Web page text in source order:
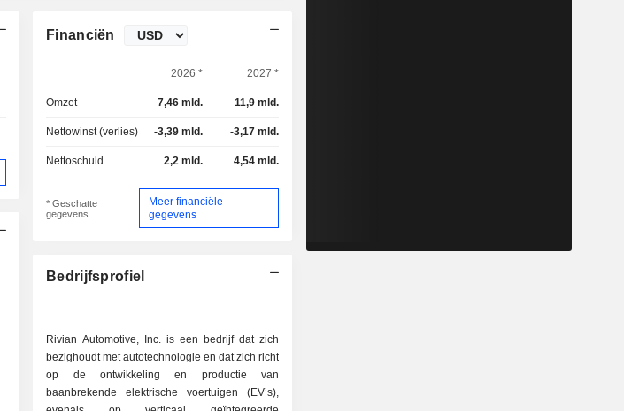
Financiën
2026 * 2027 *
Omzet 7,46 mld. 11,9 mld.
Nettowinst (verlies) -3,39 mld. -3,17 mld.
Nettoschuld 2,2 mld. 4,54 mld.
* Geschatte
gegevens
Meer financiële
gegevens
Bedrijfsprofiel
Rivian Automotive, Inc. is een bedrijf dat zich
bezighoudt met autotechnologie en dat zich richt
op de ontwikkeling en productie van
baanbrekende elektrische voertuigen (EV’s),